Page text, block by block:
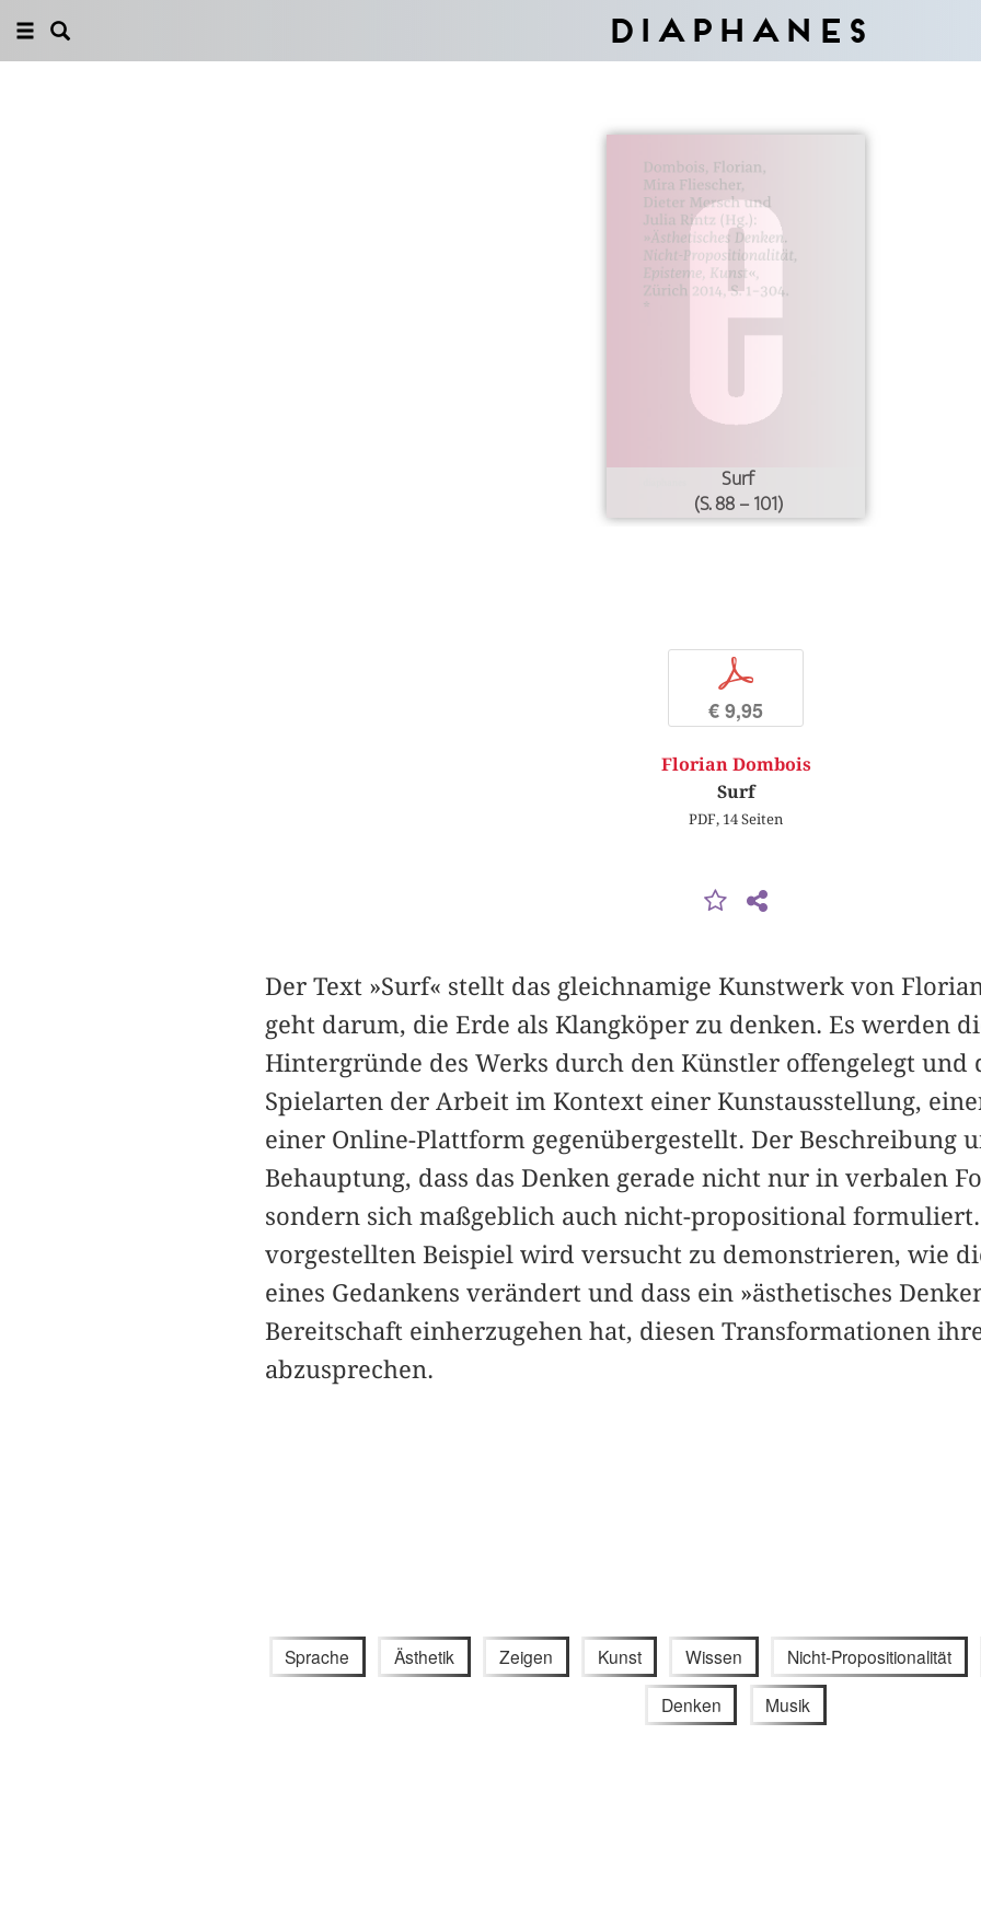
Diaphanes
Surf
(S. 88 – 101)
p
€ 9,95
Florian Dombois
Surf
PDF, 14 Seiten
Der Text »Surf« stellt das gleichnamige Kunstwerk von
geht darum, die Erde als Klangköper zu denken. Es werden
Hintergründe des Werks durch den Künstler offengelegt und
Spielarten der Arbeit im Kontext einer Kunstausstellung,
einer Online-Plattform gegenübergestellt. Der Beschreibung
Behauptung, dass das Denken gerade nicht nur in verbalen
sondern sich maßgeblich auch nicht-propositional
vorgestellten Beispiel wird versucht zu demonstrieren, wie
eines Gedankens verändert und dass ein »ästhetisches
Bereitschaft einherzugehen hat, diesen Transformationen
abzusprechen.
Sprache Ästhetik Zeigen Kunst Wissen Nicht-Propositionalität
Denken Musik